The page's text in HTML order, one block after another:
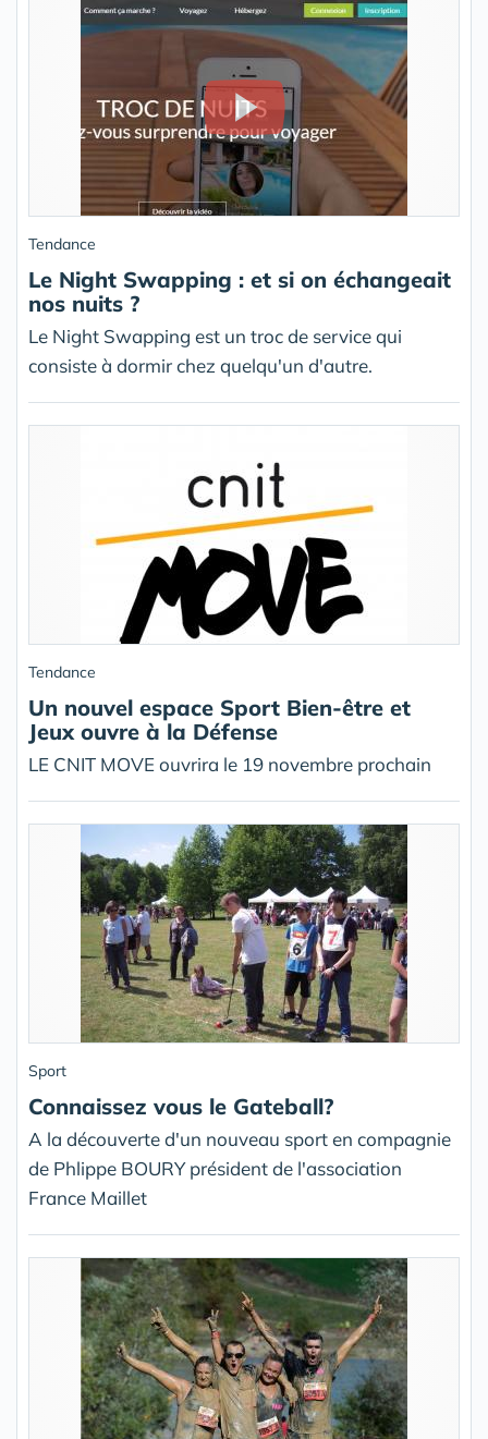
Tendance
Le Night Swapping : et si on échangeait
nos nuits ?
Le Night Swapping est un troc de service qui
consiste à dormir chez quelqu'un d'autre.
Tendance
Un nouvel espace Sport Bien-être et
Jeux ouvre à la Défense
LE CNIT MOVE ouvrira le 19 novembre prochain
Sport
Connaissez vous le Gateball?
A la découverte d'un nouveau sport en compagnie
de Phlippe BOURY président de l'association
France Maillet